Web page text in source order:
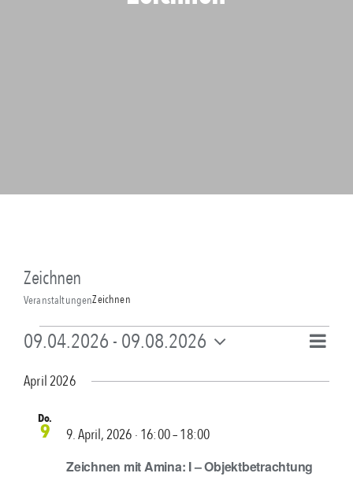
Zeichnen
VeranstaltungenZeichnen
Veranstaltungen Liste
09.04.2026 - 09.08.2026
wählen.
April 2026
Do.
9
Zeichnen mit Amina: I – Objektbetrachtung
9. April, 2026 ∙ 16:00–18:00